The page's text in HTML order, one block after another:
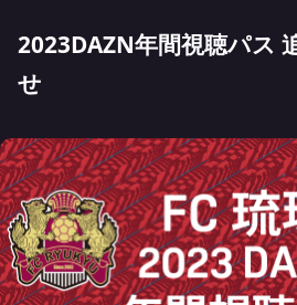
2023DAZN年間視聴パス
せ